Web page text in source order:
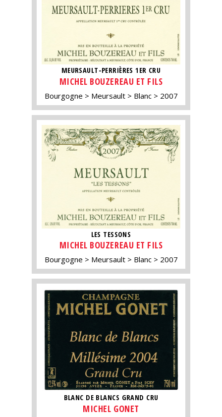
MEURSAULT-PERRIÈRES 1ER CRU
MICHEL BOUZEREAU ET FILS
Bourgogne Meursault Blanc 2007
LES TESSONS
MICHEL BOUZEREAU ET FILS
Bourgogne Meursault Blanc 2007
BLANC DE BLANCS GRAND CRU
MICHEL GONET